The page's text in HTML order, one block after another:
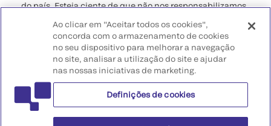
do país. Esteja ciente de que não nos responsabilizamos
estar em conformidade com qualquer processo legal,
regulamento, registro ou uso no seu país de origem.
©2026 QuidelOrtho Corporation. Todos os direitos
QuidelOrtho Corporation
9975 Summers Ridge Road, San Diego, CA 92121, USA
Ao clicar em "Aceitar todos os cookies",
concorda com o armazenamento de cookies
no seu dispositivo para melhorar a navegação
no site, analisar a utilização do site e ajudar
nas nossas iniciativas de marketing.
Definições de cookies